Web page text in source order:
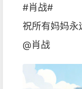
#肖战#
祝所有妈妈永
@肖战 ​